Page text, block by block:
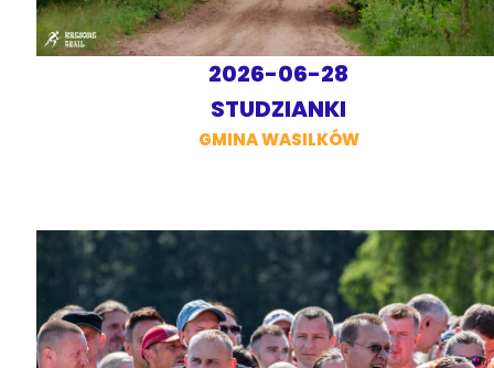
2026-06-28
STUDZIANKI
GMINA WASILKÓW